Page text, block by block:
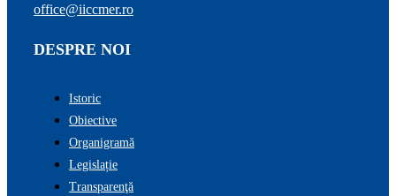
office@iiccmer.ro
DESPRE NOI
Istoric
Obiective
Organigramă
Legislație
Transparenţă